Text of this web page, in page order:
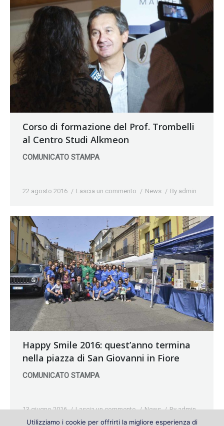
Corso di formazione del Prof. Trombelli
al Centro Studi Alkmeon
COMUNICATO STAMPA
22 agosto 2016 Lascia un commento News By admin
Happy Smile 2016: quest’anno termina
nella piazza di San Giovanni in Fiore
COMUNICATO STAMPA
13 giugno 2016 Lascia un commento News Byadmin
Utilizziamo i cookie per offrirti la migliore esperienza di